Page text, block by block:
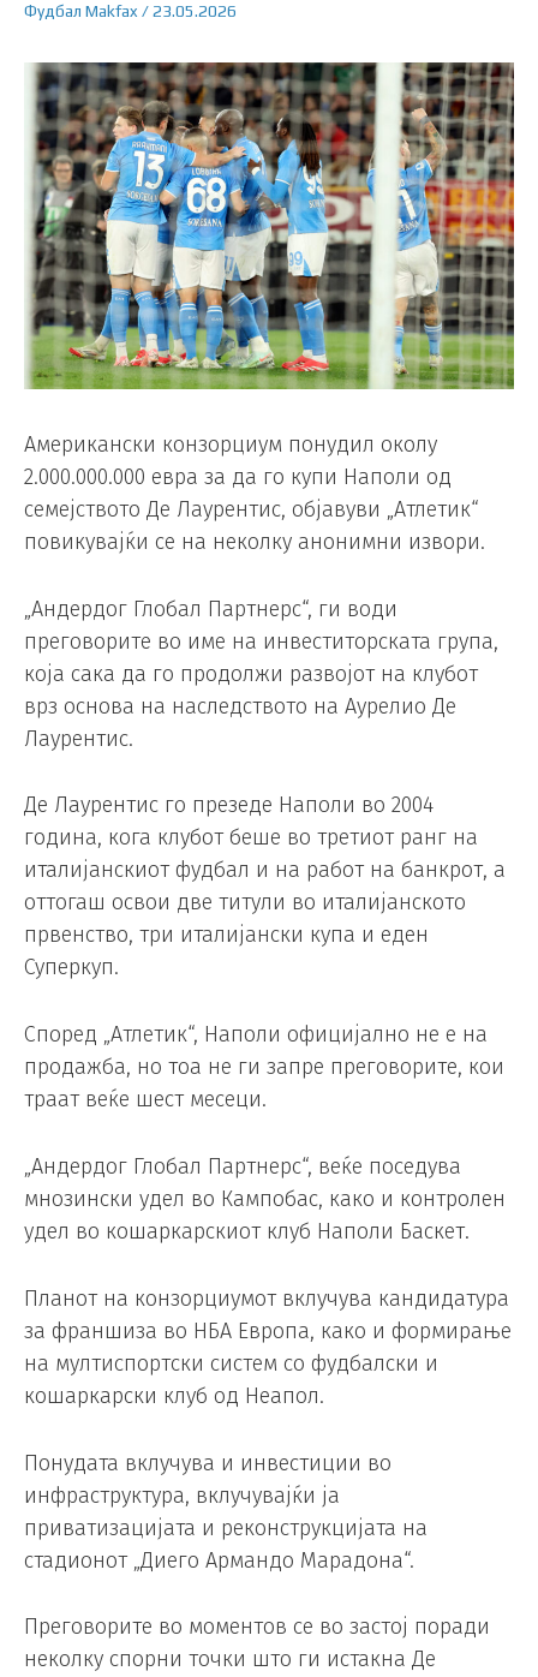
Фудбал Makfax /23.05.2026
Американски конзорциум понудил околу
2.000.000.000 евра за да го купи Наполи од
семејството Де Лаурентис, објавуви „Атлетик“
повикувајќи се на неколку анонимни извори.
„Андердог Глобал Партнерс“, ги води
преговорите во име на инвеститорската група,
која сака да го продолжи развојот на клубот
врз основа на наследството на Аурелио Де
Лаурентис.
Де Лаурентис го презеде Наполи во 2004
година, кога клубот беше во третиот ранг на
италијанскиот фудбал и на работ на банкрот, а
оттогаш освои две титули во италијанското
првенство, три италијански купа и еден
Суперкуп.
Според „Атлетик“, Наполи официјално не е на
продажба, но тоа не ги запре преговорите, кои
траат веќе шест месеци.
„Андердог Глобал Партнерс“, веќе поседува
мнозински удел во Кампобас, како и контролен
удел во кошаркарскиот клуб Наполи Баскет.
Планот на конзорциумот вклучува кандидатура
за франшиза во НБА Европа, како и формирање
на мултиспортски систем со фудбалски и
кошаркарски клуб од Неапол.
Понудата вклучува и инвестиции во
инфраструктура, вклучувајќи ја
приватизацијата и реконструкцијата на
стадионот „Диего Армандо Марадона“.
Преговорите во моментов се во застој поради
неколку спорни точки што ги истакна Де